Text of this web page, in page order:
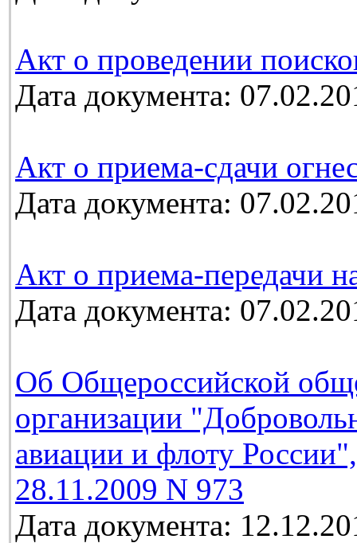
Акт о проведении
Дата документа:
Акт о приема-сдачи
Дата документа:
Акт о приема-передачи
Дата документа:
Об Общероссийской
организации
авиации и флоту
28.11.2009 N 973
Дата документа: